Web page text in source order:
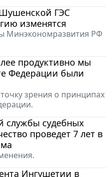
ГЭС
изменятся
Минэкономразвития РФ
продуктивно мы
Федерации были
зрения о принципах
службы судебных
проведет 7 лет в
Ингушетии в